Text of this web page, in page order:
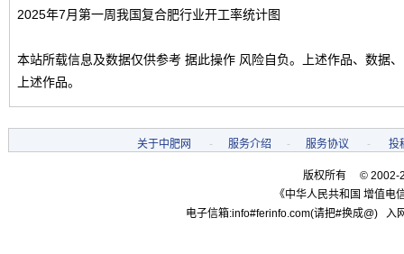
2025年7月第一周我国复合肥行业开工率统计图
本站所载信息及数据仅供参考 据此操作 风险自负。上述作品、数据
上述作品。
关于中肥网 - 服务介绍 - 服务协议 - 投
版权所有 © 2002-
《中华人民共和国 增值电
电子信箱:info#ferinfo.com(请把#换成@)